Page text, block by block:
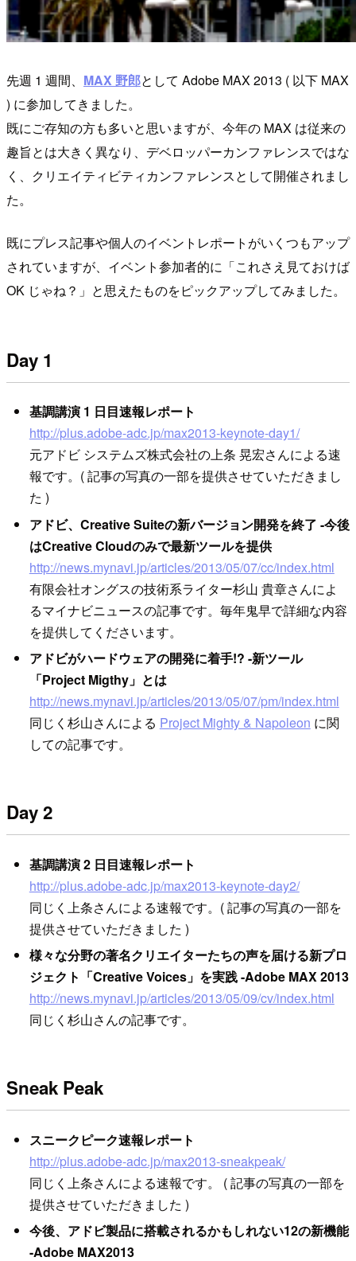
先週 1 週間、 MAX 野郎として Adobe MAX 2013 ( 以下 MAX
) に参加してきました。
既にご存知の方も多いと思いますが、今年の MAX は従来の
趣旨とは大きく異なり、デベロッパーカンファレンスではな
く、クリエイティビティカンファレンスとして開催されまし
た。
既にプレス記事や個人のイベントレポートがいくつもアップ
されていますが、イベント参加者的に「これさえ見ておけば
OK じゃね？」と思えたものをピックアップしてみました。
Day 1
基調講演 1 日目速報レポート
http://plus.adobe-adc.jp/max2013-keynote-day1/
元アドビ システムズ株式会社の上条 晃宏さんによる速
報です。( 記事の写真の一部を提供させていただきまし
た )
アドビ、Creative Suiteの新バージョン開発を終了 -今後
はCreative Cloudのみで最新ツールを提供
http://news.mynavi.jp/articles/2013/05/07/cc/index.html
有限会社オングスの技術系ライター杉山 貴章さんによ
るマイナビニュースの記事です。毎年鬼早で詳細な内容
を提供してくださいます。
アドビがハードウェアの開発に着手!? -新ツール
「Project Migthy」とは
http://news.mynavi.jp/articles/2013/05/07/pm/index.html
同じく杉山さんによる Project Mighty & Napoleon に関
しての記事です。
Day 2
基調講演 2 日目速報レポート
http://plus.adobe-adc.jp/max2013-keynote-day2/
同じく上条さんによる速報です。( 記事の写真の一部を
提供させていただきました )
様々な分野の著名クリエイターたちの声を届ける新プロ
ジェクト「Creative Voices」を実践 -Adobe MAX 2013
http://news.mynavi.jp/articles/2013/05/09/cv/index.html
同じく杉山さんの記事です。
Sneak Peak
スニークピーク速報レポート
http://plus.adobe-adc.jp/max2013-sneakpeak/
同じく上条さんによる速報です。 ( 記事の写真の一部を
提供させていただきました )
今後、アドビ製品に搭載されるかもしれない12の新機能
-Adobe MAX2013